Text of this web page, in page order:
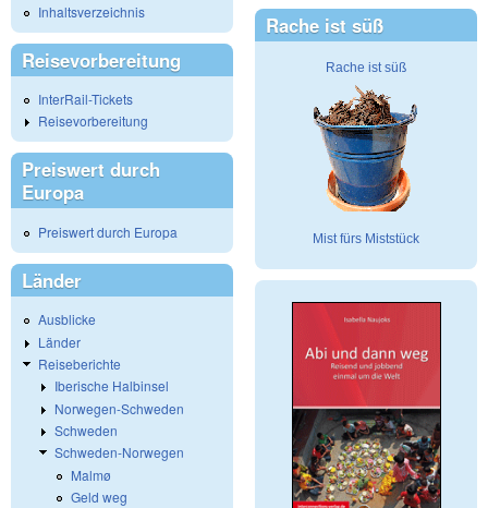
Inhaltsverzeichnis
Reisevorbereitung
InterRail-Tickets
Reisevorbereitung
Preiswert durch
Europa
Preiswert durch Europa
Länder
Ausblicke
Länder
Reiseberichte
Iberische Halbinsel
Norwegen-Schweden
Schweden
Schweden-Norwegen
Malmø
Geld weg
Rache ist süß
Rache ist süß
Mist fürs Miststück